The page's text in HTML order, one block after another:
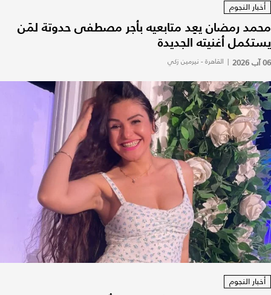
أخبار النجوم
محمد رمضان يعِد متابعيه بأجر مصطفى حدوتة لمَن
يستكمل أغنيته الجديدة
06 آب 2026 | القاهرة - نيرمين زكي
أخبار النجوم